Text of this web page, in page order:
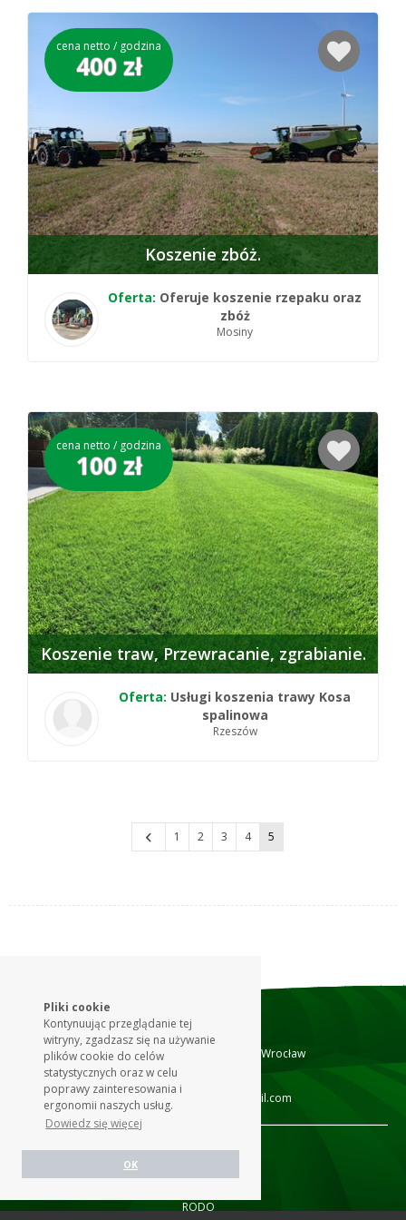
Pliki cookie
Kontynuując przeglądanie tej
witryny, zgadzasz się na używanie
plików cookie do celów
statystycznych oraz w celu
poprawy zainteresowania i
ergonomii naszych usług.
Dowiedz się więcej
OK
cena netto / godzina
400 zł
Koszenie zbóż
Oferta: Oferuje koszenie rzepaku oraz
zbóż
Mosiny
cena netto / godzina
100 zł
Koszenie traw Przewracanie, zgrabianie
Oferta: Usługi koszenia trawy Kosa
spalinowa
Rzeszów
1
2 3 4 5
KONTAKT
ul. Wałbrzyska 12, 52-314 Wrocław
+48 601 709 990
pomoc.agrofeo@gmail.com
Jak to działa?
RODO